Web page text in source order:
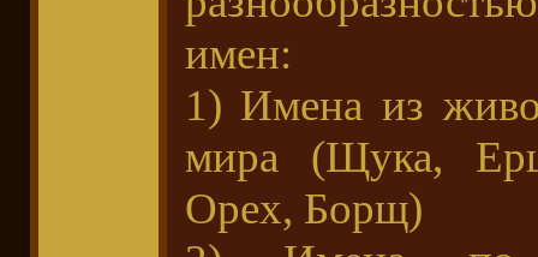
имен:
1) Имена из
мира (Щука,
Орех, Борщ)